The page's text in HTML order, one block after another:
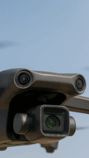
Corriere
Abbigliamento
, accessori di